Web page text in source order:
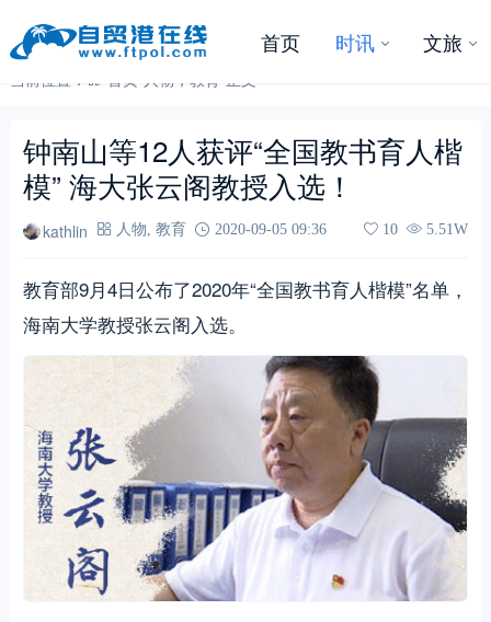
首页 时讯 文旅
当前位置： 首页 人物 ， 教育 正文
​钟南山等12人获评“全国教书育人楷
模” 海大张云阁教授入选！ ​
kathlin 人物 教育 2020-09-05 09:36 10 5.51W
教育部9月4日公布了2020年“全国教书育人楷模”名单，
海南大学教授张云阁入选。